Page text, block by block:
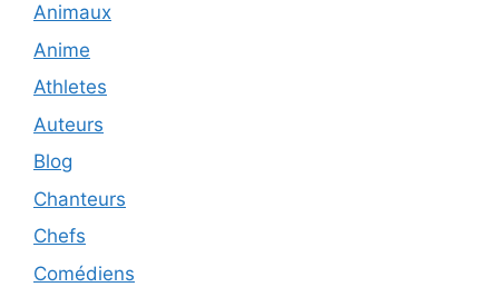
Animaux
Anime
Athletes
Auteurs
Blog
Chanteurs
Chefs
Comédiens